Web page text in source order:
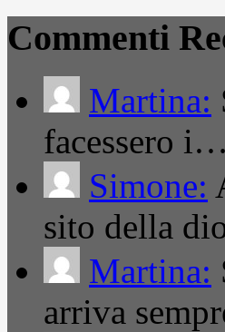
Commenti
Martina:
facessero i…
Simone:
sito della
Martina:
arriva